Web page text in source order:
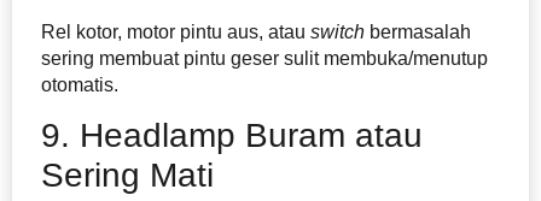
Rel kotor, motor pintu aus, atau switch bermasalah
sering membuat pintu geser sulit membuka/menutup
otomatis.
9. Headlamp Buram atau
Sering Mati